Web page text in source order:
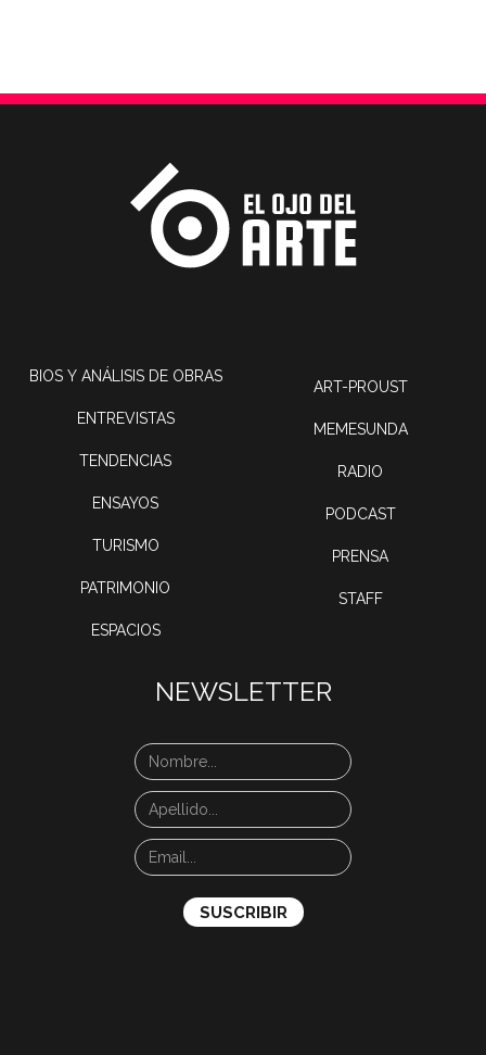
BIOS Y ANÁLISIS DE OBRAS
ENTREVISTAS
TENDENCIAS
ENSAYOS
TURISMO
PATRIMONIO
ESPACIOS
ART-PROUST
MEMESUNDA
RADIO
PODCAST
PRENSA
STAFF
NEWSLETTER